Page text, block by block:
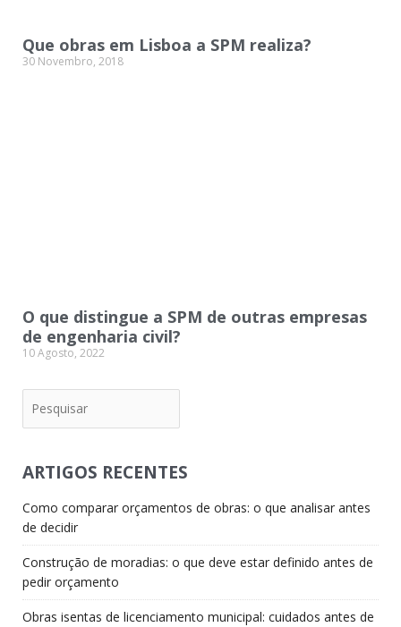
Que obras em Lisboa a SPM realiza?
30 Novembro, 2018
O que distingue a SPM de outras empresas
de engenharia civil?
10 Agosto, 2022
ARTIGOS RECENTES
Como comparar orçamentos de obras: o que analisar antes
de decidir
Construção de moradias: o que deve estar definido antes de
pedir orçamento
Obras isentas de licenciamento municipal: cuidados antes de